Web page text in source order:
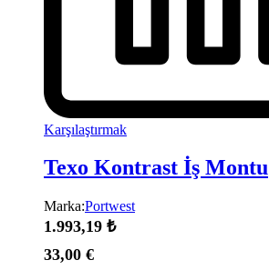
Karşılaştırmak
Texo Kontrast İş Montu
Marka:Portwest
1.993,19 ₺
33,00 €